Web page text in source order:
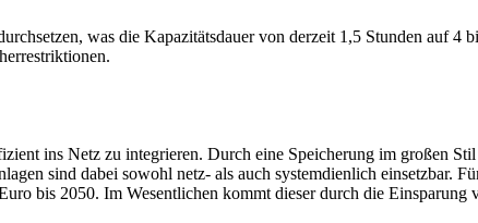
was die Kapazitätsdauer von derzeit 1,5 Stunden auf 4
ins Netz zu integrieren. Durch eine Speicherung im großen
sind dabei sowohl netz- als auch systemdienlich einsetzbar.
bis 2050. Im Wesentlichen kommt dieser durch die Einsparung